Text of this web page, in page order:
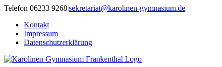
Zum
springen
Telefon 06233 9268|sekretariat@karolinen-gymnasium.de
Kontakt
Impressum
Datenschutzerklärung